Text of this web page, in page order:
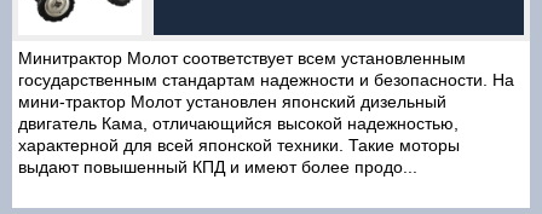
Минитрактор Молот соответствует всем установленным
государственным стандартам надежности и безопасности. На
мини-трактор Молот установлен японский дизельный
двигатель Кама, отличающийся высокой надежностью,
характерной для всей японской техники. Такие моторы
выдают повышенный КПД и имеют более продо...